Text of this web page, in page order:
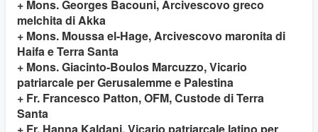
+ Mons. Georges Bacouni, Arcivescovo greco
melchita di Akka
+ Mons. Moussa el-Hage, Arcivescovo maronita di
Haifa e Terra Santa
+ Mons. Giacinto-Boulos Marcuzzo, Vicario
patriarcale per Gerusalemme e Palestina
+ Fr. Francesco Patton, OFM, Custode di Terra
Santa